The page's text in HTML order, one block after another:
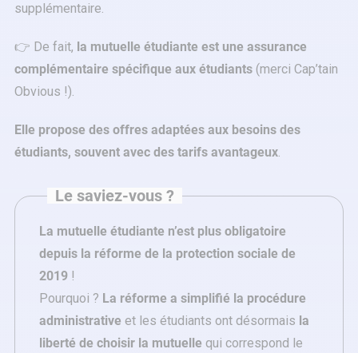
supplémentaire.
👉 De fait, la mutuelle étudiante est une assurance
complémentaire spécifique aux étudiants (merci Cap’tain
Obvious !).
Elle propose des offres adaptées aux besoins des
étudiants, souvent avec des tarifs avantageux.
Le saviez-vous ?
La mutuelle étudiante n’est plus obligatoire
depuis la réforme de la protection sociale de
2019 !
Pourquoi ? La réforme a simplifié la procédure
administrative et les étudiants ont désormais la
liberté de choisir la mutuelle qui correspond le